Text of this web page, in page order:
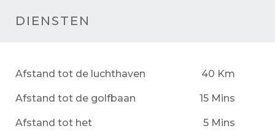
DIENSTEN
Afstand tot de luchthaven 40 Km
Afstand tot de golfbaan 15 Mins
Afstand tot het
5 Mins